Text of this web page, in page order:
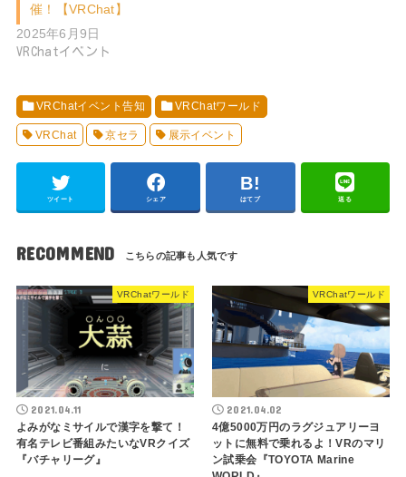
催！【VRChat】
2025年6月9日
VRChatイベント
VRChatイベント告知 VRChatワールド
VRChat 京セラ 展示イベント
ツイート シェア はてブ 送る
RECOMMEND
VRChatワールド
2021.04.11
よみがなミサイルで漢字を撃て！
有名テレビ番組みたいなVRクイズ
『バチャリーグ』
VRChatワールド
2021.04.02
4億5000万円のラグジュアリーヨ
ットに無料で乗れるよ！VRのマリ
ン試乗会『TOYOTA Marine